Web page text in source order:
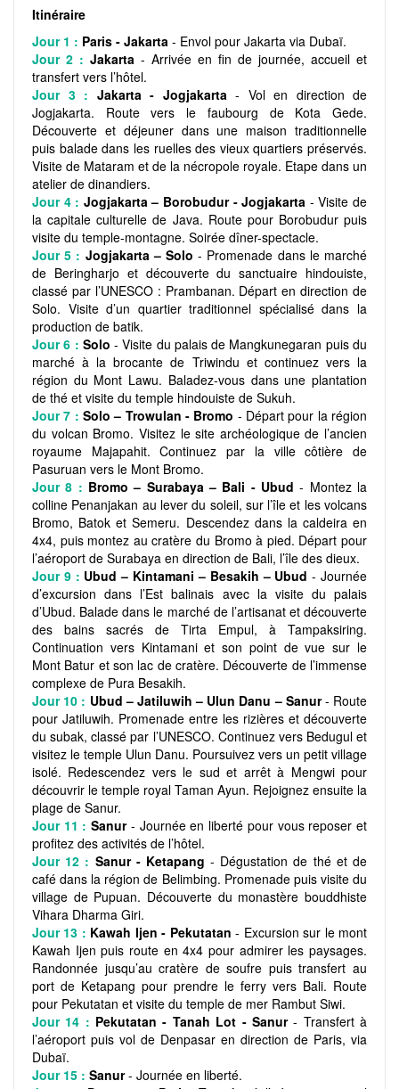
Itinéraire
Jour 1 : Paris - Jakarta - Envol pour Jakarta via Dubaï.
Jour 2 : Jakarta - Arrivée en fin de journée, accueil et
transfert vers l’hôtel.
Jour 3 : Jakarta - Jogjakarta - Vol en direction de
Jogjakarta. Route vers le faubourg de Kota Gede.
Découverte et déjeuner dans une maison traditionnelle
puis balade dans les ruelles des vieux quartiers préservés.
Visite de Mataram et de la nécropole royale. Etape dans un
atelier de dinandiers.
Jour 4 : Jogjakarta – Borobudur - Jogjakarta - Visite de
la capitale culturelle de Java. Route pour Borobudur puis
visite du temple-montagne. Soirée dîner-spectacle.
Jour 5 : Jogjakarta – Solo- Promenade dans le marché
de Beringharjo et découverte du sanctuaire hindouiste,
classé par l’UNESCO : Prambanan. Départ en direction de
Solo. Visite d’un quartier traditionnel spécialisé dans la
production de batik.
Jour 6 : Solo- Visite du palais de Mangkunegaran puis du
marché à la brocante de Triwindu et continuez vers la
région du Mont Lawu. Baladez-vous dans une plantation
de thé et visite du temple hindouiste de Sukuh.
Jour 7 : Solo – Trowulan - Bromo - Départ pour la région
du volcan Bromo. Visitez le site archéologique de l’ancien
royaume Majapahit. Continuez par la ville côtière de
Pasuruan vers le Mont Bromo.
Jour 8 : Bromo – Surabaya – Bali - Ubud- Montez la
colline Penanjakan au lever du soleil, sur l’île et les volcans
Bromo, Batok et Semeru. Descendez dans la caldeira en
4x4, puis montez au cratère du Bromo à pied. Départ pour
l’aéroport de Surabaya en direction de Bali, l’île des dieux.
Jour 9 : Ubud – Kintamani – Besakih – Ubud- Journée
d’excursion dans l’Est balinais avec la visite du palais
d’Ubud. Balade dans le marché de l’artisanat et découverte
des bains sacrés de Tirta Empul, à Tampaksiring.
Continuation vers Kintamani et son point de vue sur le
Mont Batur et son lac de cratère. Découverte de l’immense
complexe de Pura Besakih.
Jour 10 : Ubud – Jatiluwih – Ulun Danu – Sanur- Route
pour Jatiluwih. Promenade entre les rizières et découverte
du subak, classé par l’UNESCO. Continuez vers Bedugul et
visitez le temple Ulun Danu. Poursuivez vers un petit village
isolé. Redescendez vers le sud et arrêt à Mengwi pour
découvrir le temple royal Taman Ayun. Rejoignez ensuite la
plage de Sanur.
Jour 11 :Sanur - Journée en liberté pour vous reposer et
profitez des activités de l’hôtel.
Jour 12 : Sanur - Ketapang- Dégustation de thé et de
café dans la région de Belimbing. Promenade puis visite du
village de Pupuan. Découverte du monastère bouddhiste
Vihara Dharma Giri.
Jour 13 : Kawah Ijen - Pekutatan- Excursion sur le mont
Kawah Ijen puis route en 4x4 pour admirer les paysages.
Randonnée jusqu’au cratère de soufre puis transfert au
port de Ketapang pour prendre le ferry vers Bali. Route
pour Pekutatan et visite du temple de mer Rambut Siwi.
Jour 14 : Pekutatan - Tanah Lot - Sanur- Transfert à
l’aéroport puis vol de Denpasar en direction de Paris, via
Dubaï.
Jour 15 : Sanur- Journée en liberté.